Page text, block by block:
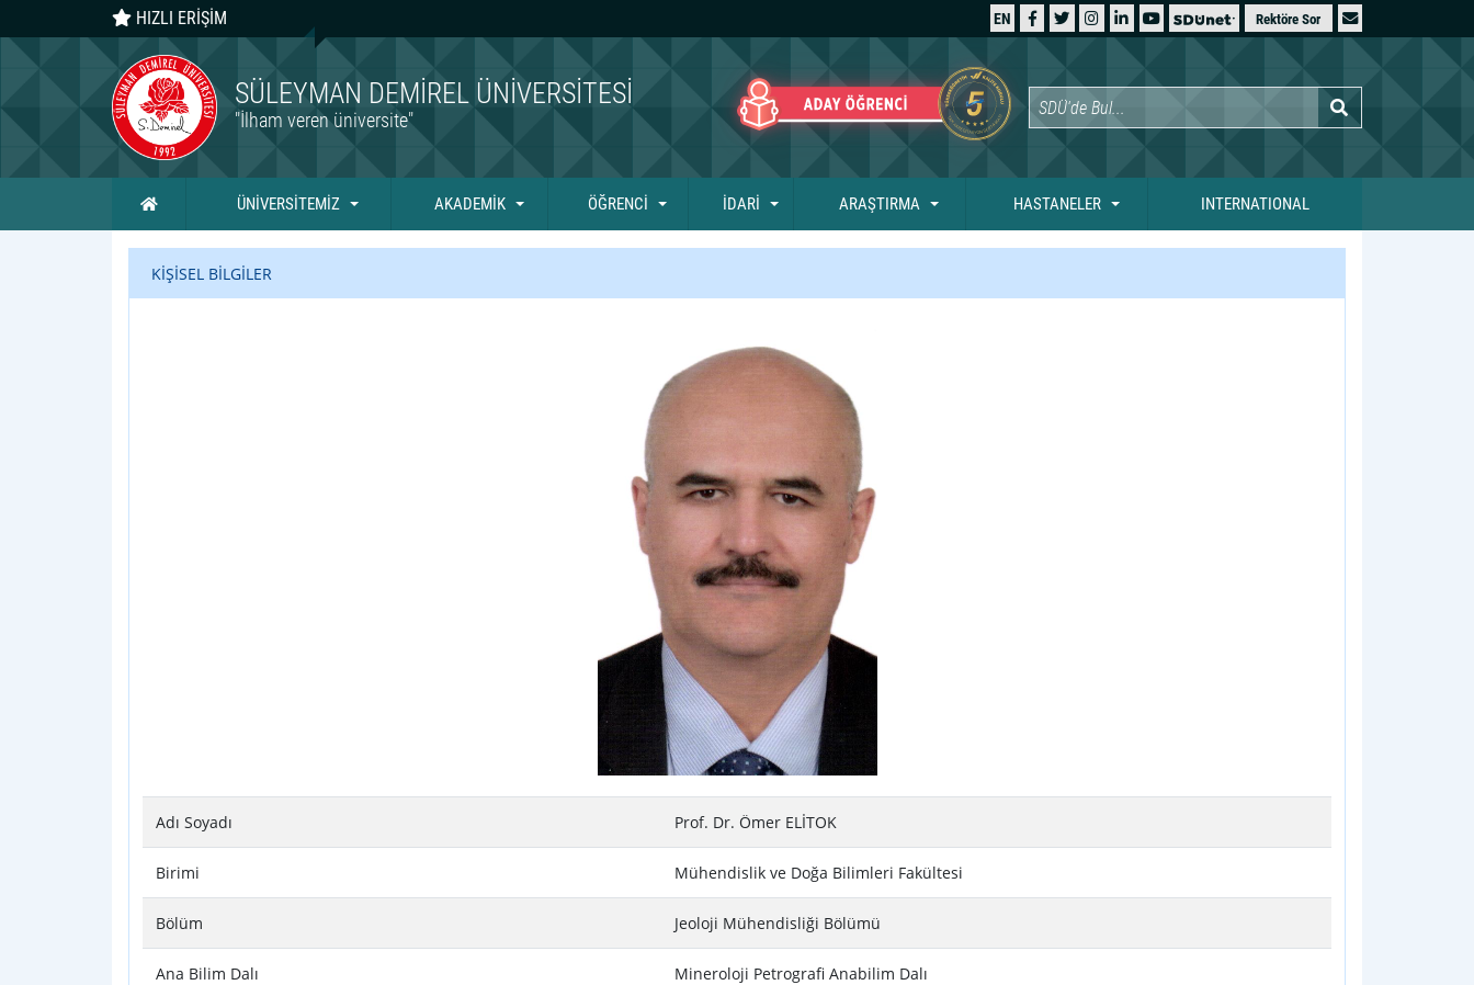
HIZLI ERİŞİM EN Rektöre Sor
SÜLEYMAN DEMIREL ÜNIVERSITESI
"İlham veren üniversite"
Ana Sayfa ÜNİVERSİTEMİZ AKADEMİK ÖĞRENCİ İDARİ ARAŞTIRMA HASTANELER INTERNATIONAL
KİŞİSEL BİLGİLER
Adı Soyadı Prof. Dr. Ömer ELİTOK
Birimi Mühendislik ve Doğa Bilimleri Fakültesi
Bölüm Jeoloji Mühendisliği Bölümü
Ana Bilim Dalı Mineroloji Petrografi Anabilim Dalı